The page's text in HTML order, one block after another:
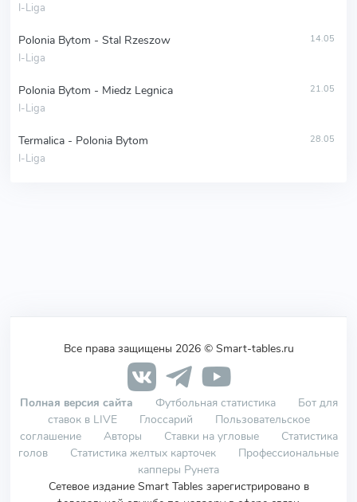
I-Liga
Polonia Bytom - Stal Rzeszow
I-Liga
14.05
Polonia Bytom - Miedz Legnica
I-Liga
21.05
Termalica - Polonia Bytom
I-Liga
28.05
Все права защищены 2026 © Smart-tables.ru
Полная версия сайта Футбольная статистика
Бот для
ставок в LIVE
Глоссарий
Пользовательское
соглашение
Авторы Ставки на угловые
Статистика
голов
Статистика желтых карточек
Профессиональные
капперы Рунета
Сетевое издание Smart Tables зарегистрировано в